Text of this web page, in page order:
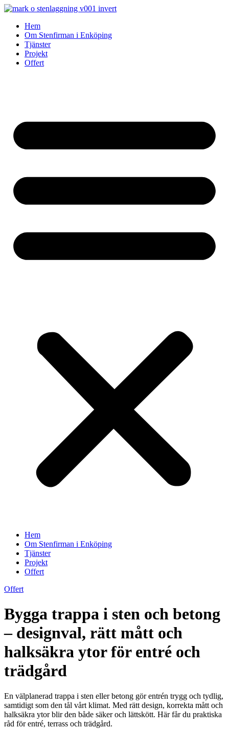
Skip
contentHem
Om Stenfirman i Enköping
Tjänster
Projekt
Offert
Hem
Om Stenfirman i Enköping
Tjänster
Projekt
Offert
Offert
Bygga trappa i sten och betong
– designval, rätt mått och
halksäkra ytor för entré och
trädgård
En välplanerad trappa i sten eller betong gör entrén trygg och tydlig,
samtidigt som den tål vårt klimat. Med rätt design, korrekta mått och
halksäkra ytor blir den både säker och lättskött. Här får du praktiska
råd för entré, terrass och trädgård.